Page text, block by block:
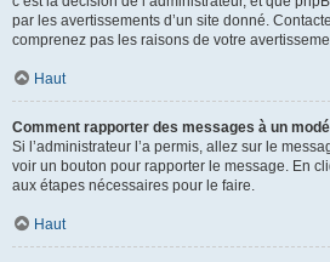
par les avertissements d’un site donné.
comprenez pas les raisons de votre
Haut
Comment rapporter des messages à un
Si l’administrateur l’a permis, allez sur le
voir un bouton pour rapporter le message. En
aux étapes nécessaires pour le faire.
Haut